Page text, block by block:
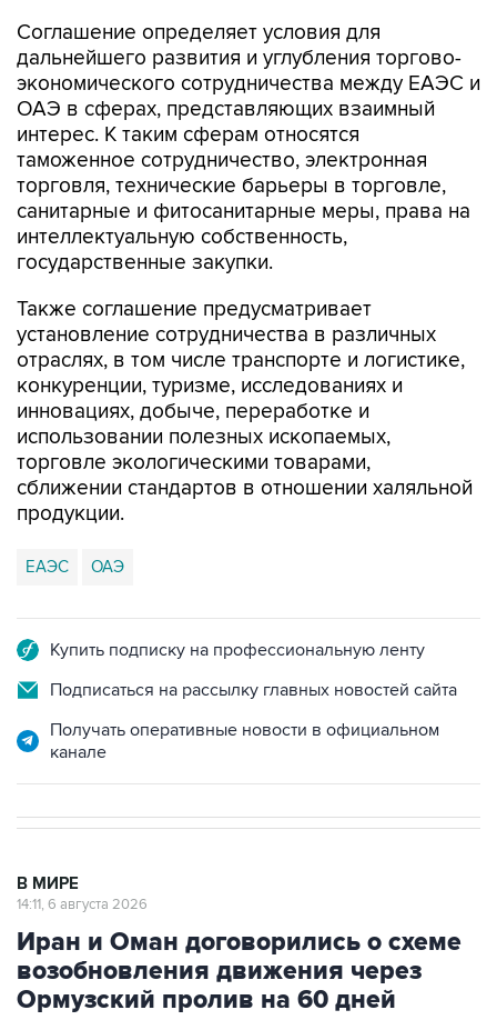
Соглашение определяет условия для
дальнейшего развития и углубления торгово-
экономического сотрудничества между ЕАЭС и
ОАЭ в сферах, представляющих взаимный
интерес. К таким сферам относятся
таможенное сотрудничество, электронная
торговля, технические барьеры в торговле,
санитарные и фитосанитарные меры, права на
интеллектуальную собственность,
государственные закупки.
Также соглашение предусматривает
установление сотрудничества в различных
отраслях, в том числе транспорте и логистике,
конкуренции, туризме, исследованиях и
инновациях, добыче, переработке и
использовании полезных ископаемых,
торговле экологическими товарами,
сближении стандартов в отношении халяльной
продукции.
ЕАЭС ОАЭ
Купить подписку на профессиональную ленту
Подписаться на рассылку главных новостей сайта
Получать оперативные новости в официальном
канале
В МИРЕ
14:11, 6 августа 2026
Иран и Оман договорились о схеме
возобновления движения через
Ормузский пролив на 60 дней